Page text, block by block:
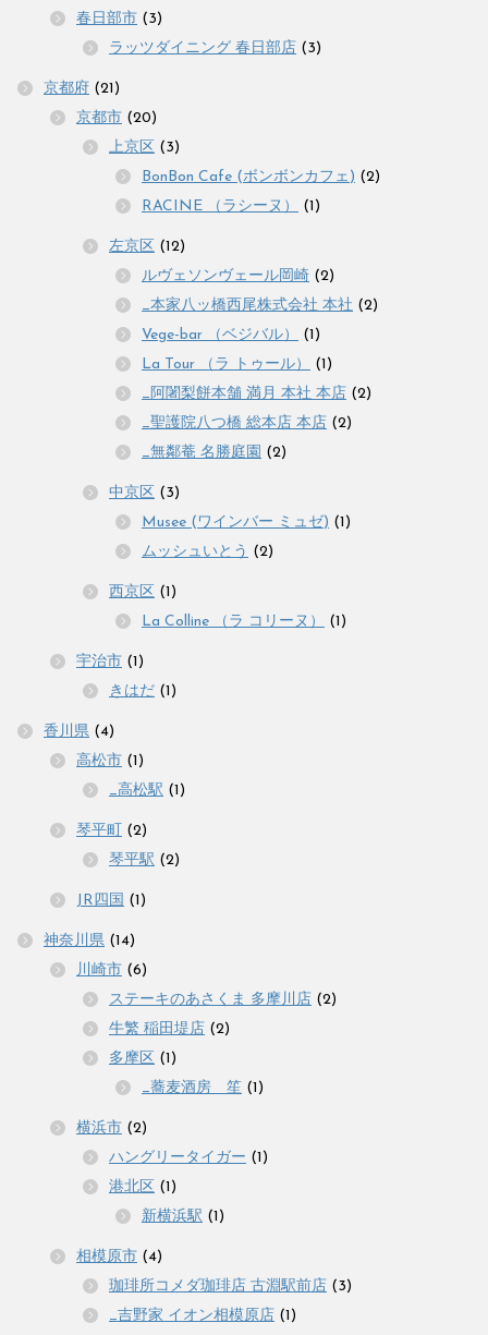
春日部市 (3)
ラッツダイニング 春日部店 (3)
京都府 (21)
京都市 (20)
上京区 (3)
BonBon Cafe (ボンボンカフェ) (2)
RACINE （ラシーヌ）
(1)
左京区 (12)
ルヴェソンヴェール岡崎 (2)
_本家八ッ橋西尾株式会社 本社 (2)
Vege-bar （ベジバル）
(1)
La Tour （ラ トゥール）
(1)
_阿闍梨餅本舗 満月 本社 本店 (2)
_聖護院八つ橋 総本店 本店 (2)
_無鄰菴 名勝庭園 (2)
中京区 (3)
Musee (ワインバー ミュゼ) (1)
ムッシュいとう (2)
西京区 (1)
La Colline （ラ コリーヌ）
(1)
宇治市 (1)
きはだ (1)
香川県 (4)
高松市 (1)
_高松駅 (1)
琴平町 (2)
琴平駅 (2)
JR四国 (1)
神奈川県 (14)
川崎市 (6)
ステーキのあさくま 多摩川店 (2)
牛繁 稲田堤店 (2)
多摩区 (1)
_蕎麦酒房 笙 (1)
横浜市 (2)
ハングリータイガー (1)
港北区 (1)
新横浜駅 (1)
相模原市 (4)
珈琲所コメダ珈琲店 古淵駅前店 (3)
_吉野家 イオン相模原店 (1)